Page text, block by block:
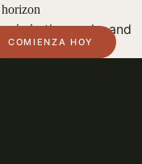
COMIENZA HOY
is in the works and